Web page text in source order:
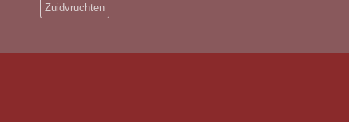
Zuidvruchten